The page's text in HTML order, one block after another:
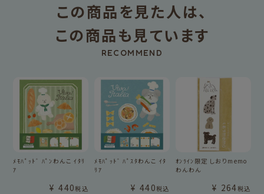
この商品を見た人は、
この商品も見ています
RECOMMEND
ﾒﾓﾊﾟｯﾄﾞ ﾊﾟﾝわんこ ｲﾀﾘ
ｱ
¥ 440税込
ﾒﾓﾊﾟｯﾄﾞ ﾊﾟｽﾀわんこ ｲﾀ
ﾘｱ
¥ 440税込
ｵﾝﾗｲﾝ限定 しおりmemo
わんわん
¥ 264税込